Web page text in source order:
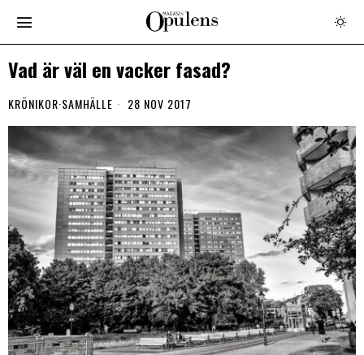
Vad är väl en vacker fasad?
KRÖNIKOR·SAMHÄLLE 28 NOV 2017